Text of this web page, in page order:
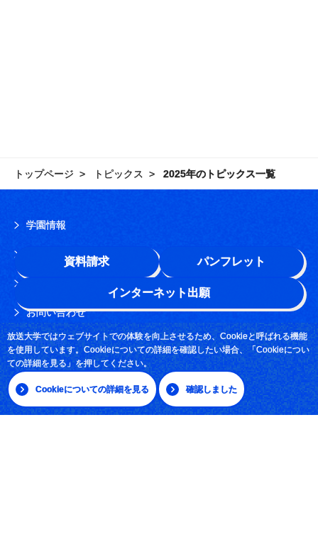
放送大学ではウェブサイトでの体験を向上させるため、Cookieと呼ばれる機能
を使用しています。Cookieについての詳細を確認したい場合、「Cookieについ
ての詳細を見る」を押してください。
Cookieについての詳細を見る 確認しました
資料請求 パンフレット
インターネット出願
トップページ トピックス 2025年のトピックス一覧
学園情報
このサイトについて
お問い合わせ
採用情報
サイトマップ